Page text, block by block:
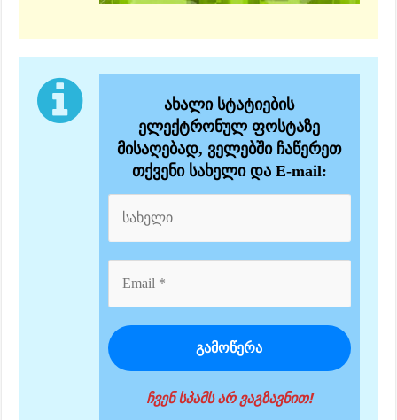
ახალი სტატიების
ელექტრონულ ფოსტაზე
მისაღებად, ველებში ჩაწერეთ
თქვენი სახელი და E-mail:
ჩვენ სპამს არ ვაგზავნით!